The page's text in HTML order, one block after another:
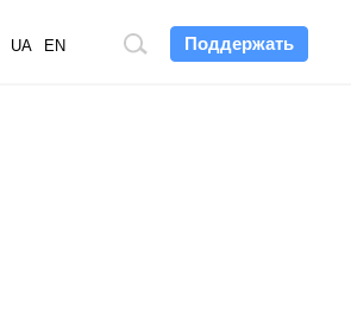
Поддержать
Поиск
UA EN